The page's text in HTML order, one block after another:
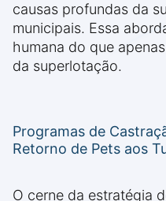
causas profundas da
municipais. Essa
humana do que
da superlotação.
Programas de
Retorno de Pets aos
O cerne da estratégia